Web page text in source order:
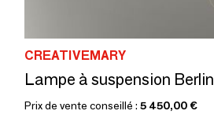
CREATIVEMARY
Lampe à suspension Berlin
Prix de vente conseillé : 5 450,00 €